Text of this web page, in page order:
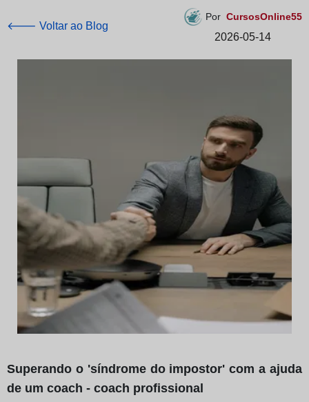
🡐 Voltar ao Blog
Por CursosOnline55
2026-05-14
Superando o 'síndrome do impostor' com a ajuda
de um coach - coach profissional